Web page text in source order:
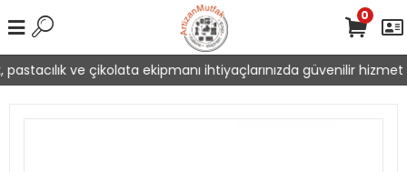
ve çikolata ekipmanı ihtiyaçlarınızda güvenilir hizmet
0